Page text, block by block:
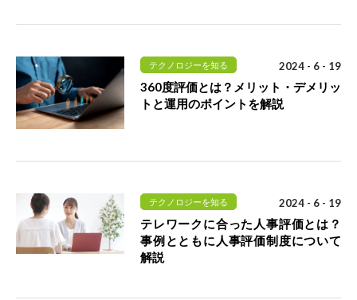
テクノロジーを知る 2024 - 6 - 19
360度評価とは？メリット・デメリッ
トと運用のポイントを解説
テクノロジーを知る 2024 - 6 - 19
テレワークに合った人事評価とは？
事例とともに人事評価制度について
解説